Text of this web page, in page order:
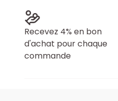
Recevez 4% en bon
d'achat pour chaque
commande